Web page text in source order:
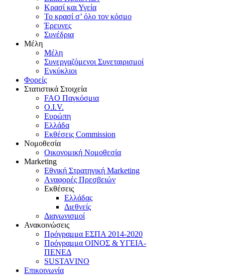
Κρασί και Υγεία
To κρασί σ’ όλο τον κόσμο
Έρευνες
Συνέδρια
Μέλη
Mέλη
Συνεργαζόμενοι Συνεταιρισμοί
Εγκύκλιοι
Φορείς
Στατιστικά Στοιχεία
FAO Παγκόσμια
O.I.V.
Ευρώπη
Ελλάδα
Eκθέσεις Commission
Νομοθεσία
Οικονομική Νομοθεσία
Marketing
Eθνική Στρατηγική Marketing
Aναφορές Πρεσβειών
Eκθέσεις
Eλλάδας
Διεθνείς
Διαγωνισμοί
Ανακοινώσεις
Πρόγραμμα ΕΣΠΑ 2014-2020
Πρόγραμμα ΟΙΝΟΣ & ΥΓΕΙΑ-
ΠΕΝΕΔ
SUSTAVINO
Επικοινωνία